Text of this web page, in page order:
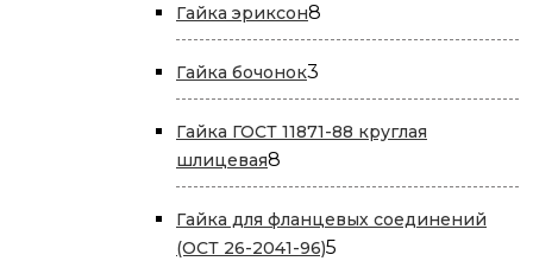
Гайка эриксон8
товаров
Гайка бочонок3
товара
Гайка ГОСТ 11871-88 круглая
шлицевая8
товаров
Гайка для фланцевых соединений
(ОСТ 26-2041-96)5